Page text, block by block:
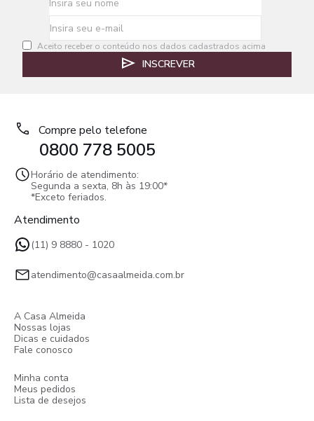
Aceito receber o conteúdo nos dados cadastrados acima
INSCREVER
Compre pelo telefone
0800 778 5005
Horário de atendimento:
Segunda a sexta, 8h às 19:00*
*Exceto feriados.
Atendimento
(11) 9 8880 - 1020
atendimento@casaalmeida.com.br
A Casa Almeida
Nossas lojas
Dicas e cuidados
Fale conosco
Minha conta
Meus pedidos
Lista de desejos